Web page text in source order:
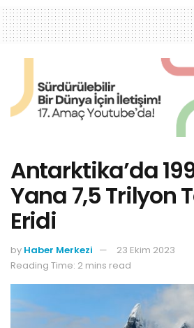
Antarktika’da
Yana 7,5 Trilyon
Eridi
by Haber Merkezi
23 Ekim 2023
Reading Time: 2 mins read